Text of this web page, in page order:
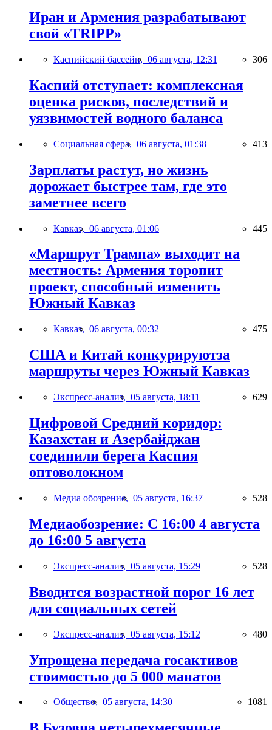
Иран и Армения разрабатывают
свой «TRIPP»
Каспийский бассейн, 06 августа, 12:31 306
Каспий отступает: комплексная
оценка рисков, последствий и
уязвимостей водного баланса
Социальная сфера, 06 августа, 01:38 413
Зарплаты растут, но жизнь
дорожает быстрее там, где это
заметнее всего
Кавказ, 06 августа, 01:06 445
«Маршрут Трампа» выходит на
местность: Армения торопит
проект, способный изменить
Южный Кавказ
Кавказ, 06 августа, 00:32 475
США и Китай конкурируютза
маршруты через Южный Кавказ
Экспресс-анализ, 05 августа, 18:11 629
Цифровой Средний коридор:
Казахстан и Азербайджан
соединили берега Каспия
оптоволокном
Медиа обозрение, 05 августа, 16:37 528
Медиаобозрение: С 16:00 4 августа
до 16:00 5 августа
Экспресс-анализ, 05 августа, 15:29 528
Вводится возрастной порог 16 лет
для социальных сетей
Экспресс-анализ, 05 августа, 15:12 480
Упрощена передача госактивов
стоимостью до 5 000 манатов
Общество, 05 августа, 14:30 1081